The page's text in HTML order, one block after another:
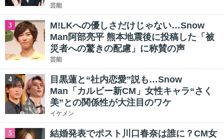
芸能
3
M!LKへの優しさだけじゃない…Snow
Man阿部亮平 熊本地震後に投稿した「被
災者への驚きの配慮」に称賛の声
芸能
4
目黒蓮と“社内恋愛”説も…Snow
Man「カルビー新CM」女性キャラ“さく
美”との関係性が大注目のワケ
イケメン
5 結婚発表でポスト川口春奈は誰に？CM女